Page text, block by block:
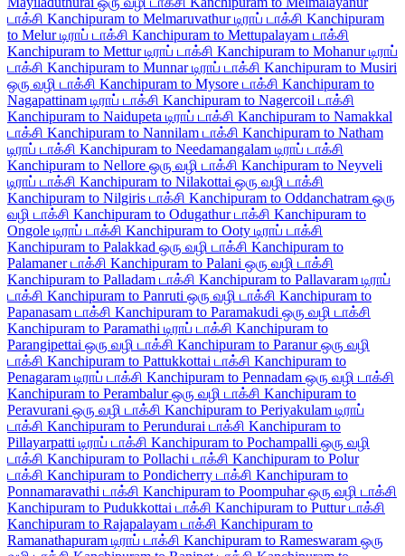
டாக்சி Kanchipuram to Melmaruvathur டிராப் டாக்சி Kanchipuram
to Melur டிராப் டாக்சி Kanchipuram to Mettupalayam டாக்சி
Kanchipuram to Mettur டிராப் டாக்சி Kanchipuram to Mohanur டிராப்
டாக்சி Kanchipuram to Munnar டிராப் டாக்சி Kanchipuram to Musiri
ஒரு வழி டாக்சி Kanchipuram to Mysore டாக்சி Kanchipuram to
Nagapattinam டிராப் டாக்சி Kanchipuram to Nagercoil டாக்சி
Kanchipuram to Naidupeta டிராப் டாக்சி Kanchipuram to Namakkal
டாக்சி Kanchipuram to Nannilam டாக்சி Kanchipuram to Natham
டிராப் டாக்சி Kanchipuram to Needamangalam டிராப் டாக்சி
Kanchipuram to Nellore ஒரு வழி டாக்சி Kanchipuram to Neyveli
டிராப் டாக்சி Kanchipuram to Nilakottai ஒரு வழி டாக்சி
Kanchipuram to Nilgiris டாக்சி Kanchipuram to Oddanchatram ஒரு
வழி டாக்சி Kanchipuram to Odugathur டாக்சி Kanchipuram to
Ongole டிராப் டாக்சி Kanchipuram to Ooty டிராப் டாக்சி
Kanchipuram to Palakkad ஒரு வழி டாக்சி Kanchipuram to
Palamaner டாக்சி Kanchipuram to Palani ஒரு வழி டாக்சி
Kanchipuram to Palladam டாக்சி Kanchipuram to Pallavaram டிராப்
டாக்சி Kanchipuram to Panruti ஒரு வழி டாக்சி Kanchipuram to
Papanasam டாக்சி Kanchipuram to Paramakudi ஒரு வழி டாக்சி
Kanchipuram to Paramathi டிராப் டாக்சி Kanchipuram to
Parangipettai ஒரு வழி டாக்சி Kanchipuram to Paranur ஒரு வழி
டாக்சி Kanchipuram to Pattukkottai டாக்சி Kanchipuram to
Penagaram டிராப் டாக்சி Kanchipuram to Pennadam ஒரு வழி டாக்சி
Kanchipuram to Perambalur ஒரு வழி டாக்சி Kanchipuram to
Peravurani ஒரு வழி டாக்சி Kanchipuram to Periyakulam டிராப்
டாக்சி Kanchipuram to Perundurai டாக்சி Kanchipuram to
Pillayarpatti டிராப் டாக்சி Kanchipuram to Pochampalli ஒரு வழி
டாக்சி Kanchipuram to Pollachi டாக்சி Kanchipuram to Polur
டாக்சி Kanchipuram to Pondicherry டாக்சி Kanchipuram to
Ponnamaravathi டாக்சி Kanchipuram to Poompuhar ஒரு வழி டாக்சி
Kanchipuram to Pudukkottai டாக்சி Kanchipuram to Puttur டாக்சி
Kanchipuram to Rajapalayam டாக்சி Kanchipuram to
Ramanathapuram டிராப் டாக்சி Kanchipuram to Rameswaram ஒரு